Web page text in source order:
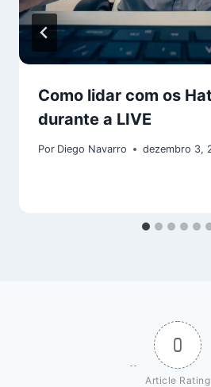
Como lidar com os
durante a LIVE
Por Diego Navarro dezembro 3,
0
Article Rating